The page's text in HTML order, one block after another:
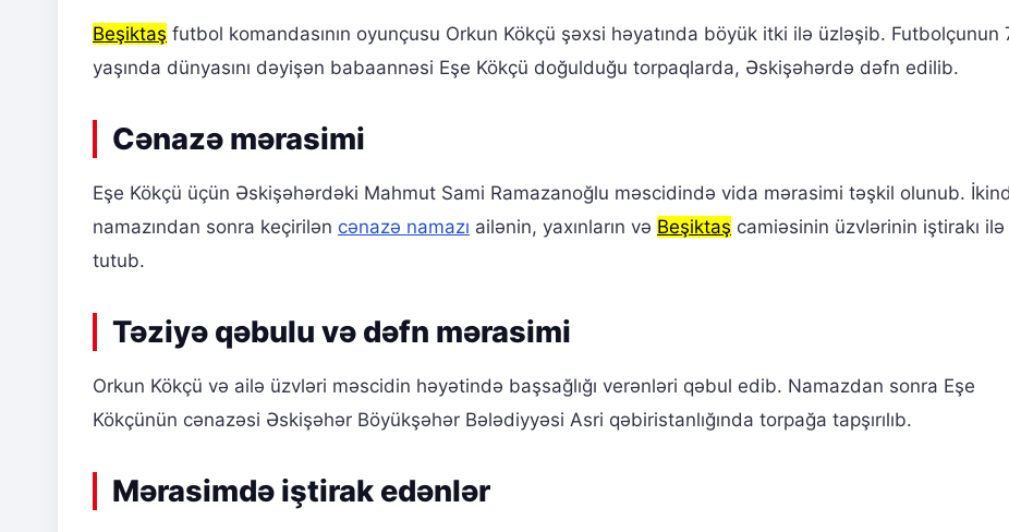
Beşiktaş futbol komandasının oyunçusu Orkun Kökçü şəxsi həyatında böyük itki ilə üzləşib. Futbolçunun
yaşında dünyasını dəyişən babaannəsi Eşe Kökçü doğulduğu torpaqlarda, Əskişəhərdə dəfn edilib.
Cənazə mərasimi
Eşe Kökçü üçün Əskişəhərdəki Mahmut Sami Ramazanoğlu məscidində vida mərasimi təşkil olunub.
namazından sonra keçirilən cənazə namazı ailənin, yaxınların və Beşiktaş camiəsinin üzvlərinin iştirakı
tutub.
Təziyə qəbulu və dəfn mərasimi
Orkun Kökçü və ailə üzvləri məscidin həyətində başsağlığı verənləri qəbul edib. Namazdan sonra Eşe
Kökçünün cənazəsi Əskişəhər Böyükşəhər Bələdiyyəsi Asri qəbiristanlığında torpağa tapşırılıb.
Mərasimdə iştirak edənlər